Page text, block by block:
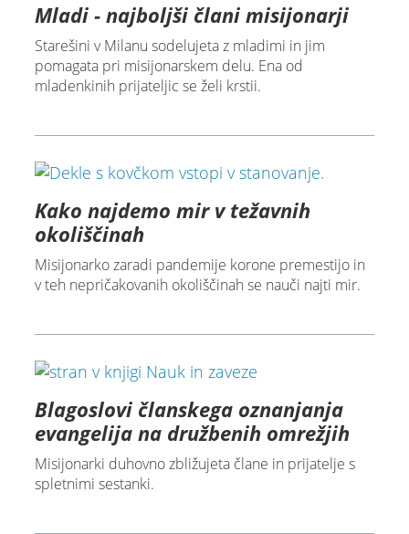
Mladi - najboljši člani misijonarji
Starešini v Milanu sodelujeta z mladimi in jim
pomagata pri misijonarskem delu. Ena od
mladenkinih prijateljic se želi krstii.
Kako najdemo mir v težavnih
okoliščinah
Misijonarko zaradi pandemije korone premestijo in
v teh nepričakovanih okoliščinah se nauči najti mir.
Blagoslovi članskega oznanjanja
evangelija na družbenih omrežjih
Misijonarki duhovno zbližujeta člane in prijatelje s
spletnimi sestanki.